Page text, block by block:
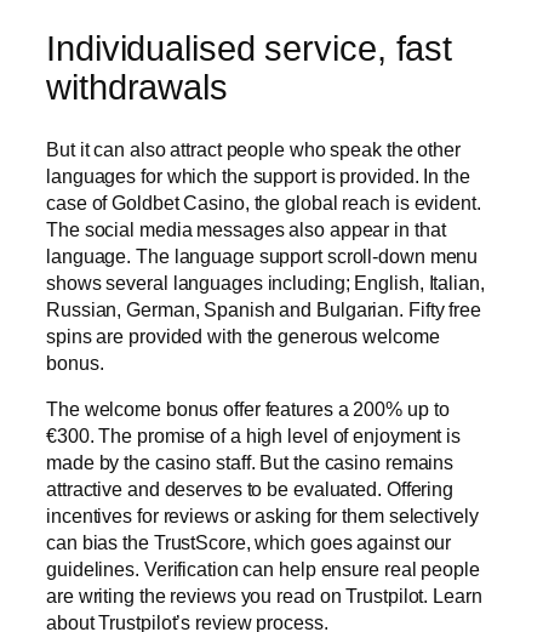
Individualised service, fast
withdrawals
But it can also attract people who speak the other
languages for which the support is provided. In the
case of Goldbet Casino, the global reach is evident.
The social media messages also appear in that
language. The language support scroll-down menu
shows several languages including; English, Italian,
Russian, German, Spanish and Bulgarian. Fifty free
spins are provided with the generous welcome
bonus.
The welcome bonus offer features a 200% up to
€300. The promise of a high level of enjoyment is
made by the casino staff. But the casino remains
attractive and deserves to be evaluated. Offering
incentives for reviews or asking for them selectively
can bias the TrustScore, which goes against our
guidelines. Verification can help ensure real people
are writing the reviews you read on Trustpilot. Learn
about Trustpilot’s review process.